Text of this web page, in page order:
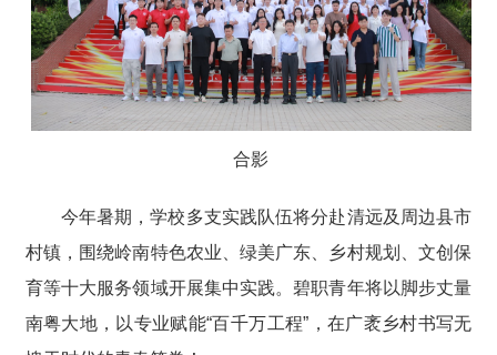
合影
今年暑期，学校多支实践队伍将分赴清远及周边县市
村镇，围绕岭南特色农业、绿美广东、乡村规划、文创保
育等十大服务领域开展集中实践。碧职青年将以脚步丈量
南粤大地，以专业赋能“百千万工程”，在广袤乡村书写无